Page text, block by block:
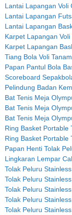
Lantai Lapangan Voli
Lantai Lapangan
Lantai Lapangan
Karpet Lapangan
Karpet Lapangan
Tiang Bola Voli
Papan Pantul Bola
Scoreboard
Pelindung Badan
Bat Tenis Meja
Bat Tenis Meja
Bat Tenis Meja
Ring Basket Portable
Ring Basket Portable
Papan Henti Tolak
Lingkaran Lempar
Tolak Peluru
Tolak Peluru
Tolak Peluru
Tolak Peluru
Tolak Peluru